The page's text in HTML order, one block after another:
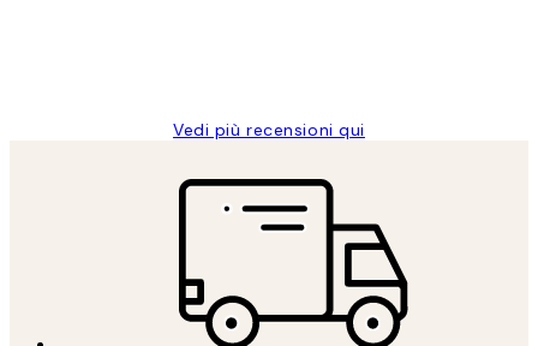
Vedi più recensioni qui